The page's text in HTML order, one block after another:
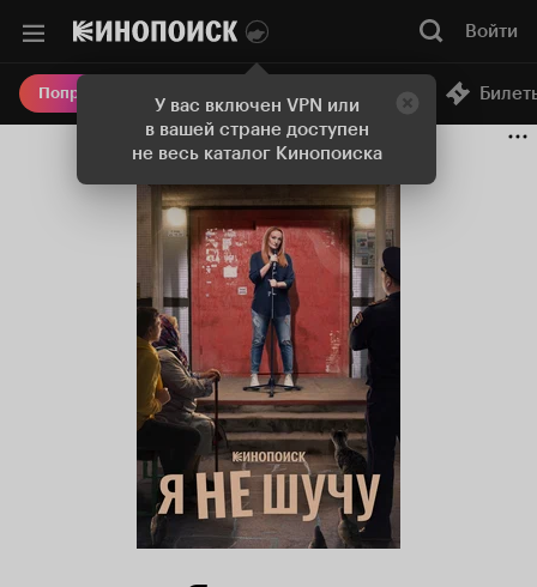
У вас включен VPN или
в вашей стране доступен
не весь каталог Кинопоиска
Войти
Попробовать Плюс Онлайн-кинотеатр